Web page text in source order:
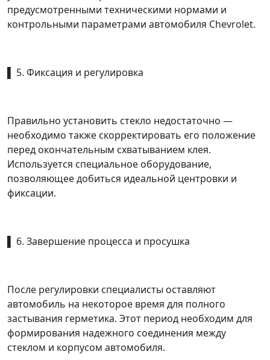
предусмотренными техническими нормами и
контрольными параметрами автомобиля Chevrolet.
▌ 5. Фиксация и регулировка
Правильно установить стекло недостаточно —
необходимо также скорректировать его положение
перед окончательным схватыванием клея.
Используется специальное оборудование,
позволяющее добиться идеальной центровки и
фиксации.
▌ 6. Завершение процесса и просушка
После регулировки специалисты оставляют
автомобиль на некоторое время для полного
застывания герметика. Этот период необходим для
формирования надежного соединения между
стеклом и корпусом автомобиля.